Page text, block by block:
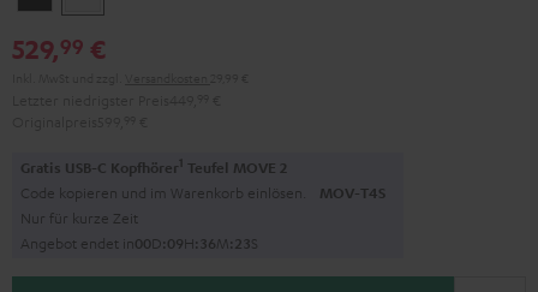
529,99 €
Gratis USB-C Kopfhörer1 Teufel MOVE 2
Code kopieren und im Warenkorb einlösen. MOV-T4S
Nur für kurze Zeit
Angebot endet in00D:09H: 36M: 21S